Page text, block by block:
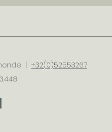
| +32(0)52553267